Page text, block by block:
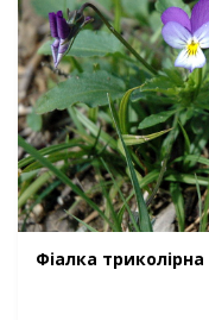
Фіалка триколірна